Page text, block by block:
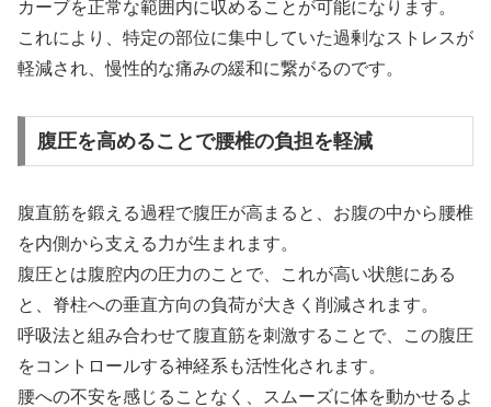
カーブを正常な範囲内に収めることが可能になります。
これにより、特定の部位に集中していた過剰なストレスが
軽減され、慢性的な痛みの緩和に繋がるのです。
腹圧を高めることで腰椎の負担を軽減
腹直筋を鍛える過程で腹圧が高まると、お腹の中から腰椎
を内側から支える力が生まれます。
腹圧とは腹腔内の圧力のことで、これが高い状態にある
と、脊柱への垂直方向の負荷が大きく削減されます。
呼吸法と組み合わせて腹直筋を刺激することで、この腹圧
をコントロールする神経系も活性化されます。
腰への不安を感じることなく、スムーズに体を動かせるよ